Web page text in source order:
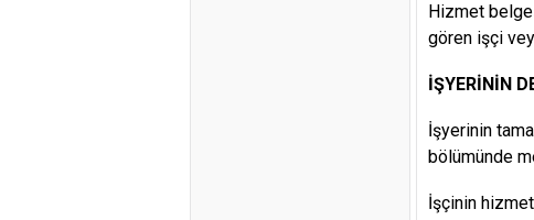
Hizmet
gören işçi
İŞYERİNİN
İşyerinin
bölümünde
İşçinin hizmet